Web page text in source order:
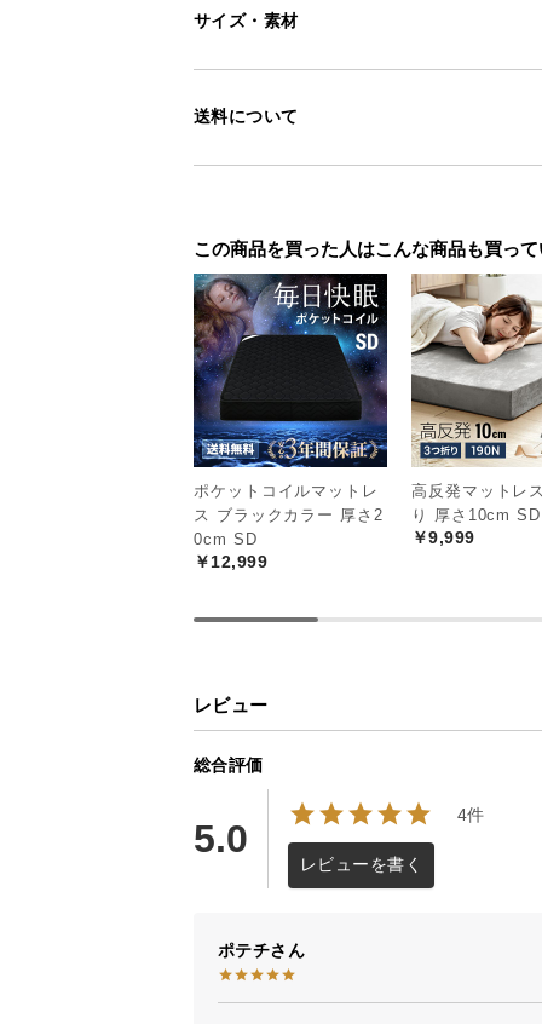
サイズ・素材
送料について
この商品を買った人はこんな商品も買っ
ポケットコイルマットレ
ス ブラックカラー 厚さ2
0cm SD
￥12,999
高反発マットレ
り 厚さ10cm SD
￥9,999
レビュー
総合評価
5.0
4件
レビューを書く
ポテチ